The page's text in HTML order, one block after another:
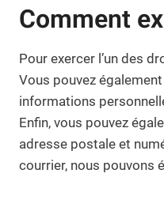
Comment
Pour exercer l’un des
Vous pouvez
informations
Enfin, vous pouvez
adresse postale et
courrier, nous pouvons